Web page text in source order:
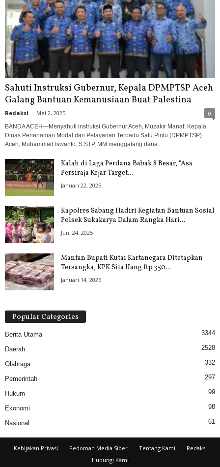
Sahuti Instruksi Gubernur, Kepala DPMPTSP Aceh
Galang Bantuan Kemanusiaan Buat Palestina
Redaksi - Mei 2, 2025 0
BANDA ACEH—Menyahuti instruksi Gubernur Aceh, Muzakir Manaf, Kepala
Dinas Penanaman Modal dan Pelayanan Terpadu Satu Pintu (DPMPTSP)
Aceh, Muhammad Iswanto, S.STP, MM menggalang dana...
Kalah di Laga Perdana Babak 8 Besar, “Asa
Persiraja Kejar Target...
Januari 22, 2025
Kapolres Sabang Hadiri Kegiatan Bantuan Sosial
Polsek Sukakarya Dalam Rangka Hari...
Juni 24, 2025
Mantan Bupati Kutai Kartanegara Ditetapkan
Tersangka, KPK Sita Uang Rp 350...
Januari 14, 2025
Popular Categories
Berita Utama 3344
Daerah 2528
Olahraga 332
Pemerintah 297
Hukum 99
Ekonomi 98
Nasional 61
Kebijakan Privasi Pedoman Media Siber Tentang Kami
Redaksi
Hubungi Kami